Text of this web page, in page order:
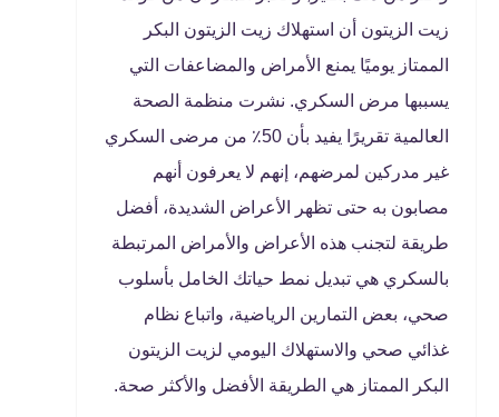
زيت الزيتون أن استهلاك زيت الزيتون البكر
الممتاز يوميًا يمنع الأمراض والمضاعفات التي
يسببها مرض السكري. نشرت منظمة الصحة
العالمية تقريرًا يفيد بأن 50٪ من مرضى السكري
غير مدركين لمرضهم، إنهم لا يعرفون أنهم
مصابون به حتى تظهر الأعراض الشديدة، أفضل
طريقة لتجنب هذه الأعراض والأمراض المرتبطة
بالسكري هي تبديل نمط حياتك الخامل بأسلوب
صحي، بعض التمارين الرياضية، واتباع نظام
غذائي صحي والاستهلاك اليومي لزيت الزيتون
البكر الممتاز هي الطريقة الأفضل والأكثر صحة.